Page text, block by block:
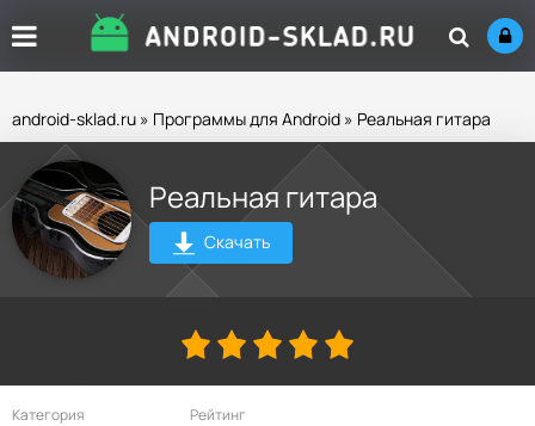
android-sklad.ru » Программы для Android » Реальная гитара
Реальная гитара
Скачать
Категория Рейтинг